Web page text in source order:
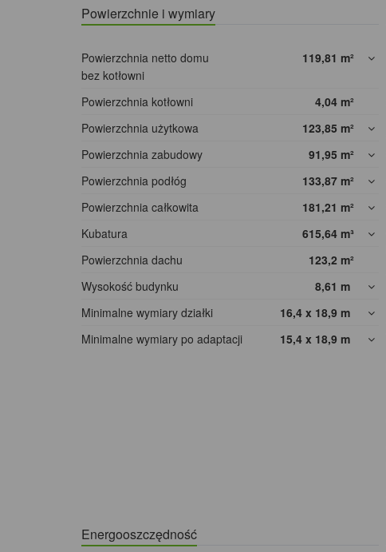
Powierzchnie i wymiary
Powierzchnia netto domu
bez kotłowni
119,81 m²
Powierzchnia kotłowni 4,04 m²
Powierzchnia użytkowa
123,85 m²
Powierzchnia zabudowy
91,95 m²
Powierzchnia podłóg
133,87 m²
Powierzchnia całkowita
181,21 m²
Kubatura
615,64 m³
Powierzchnia dachu
123,2 m²
Wysokość budynku
8,61 m
Minimalne wymiary działki
16,4 x 18,9 m
Minimalne wymiary po adaptacji
15,4 x 18,9 m
Energooszczędność